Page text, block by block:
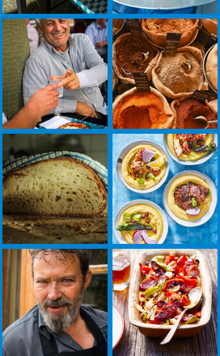
לפתיחת
התמונה
בגדול
-
+
לפתיחת
התמונה
בגדול
-
+
לפתיחת
התמונה
בגדול
-
+
לפתיחת
התמונה
בגדול
-
+
לפתיחת
התמונה
בגדול
-
+
לפתיחת
התמונה
בגדול
-
+